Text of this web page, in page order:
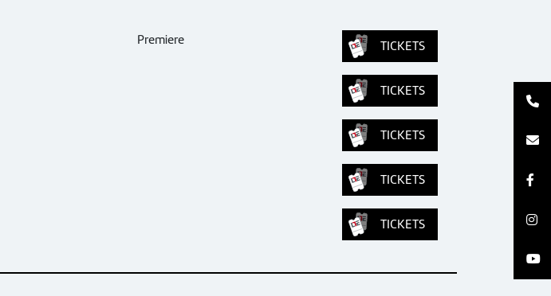
Premiere TICKETS
TICKETS
TICKETS
TICKETS
TICKETS